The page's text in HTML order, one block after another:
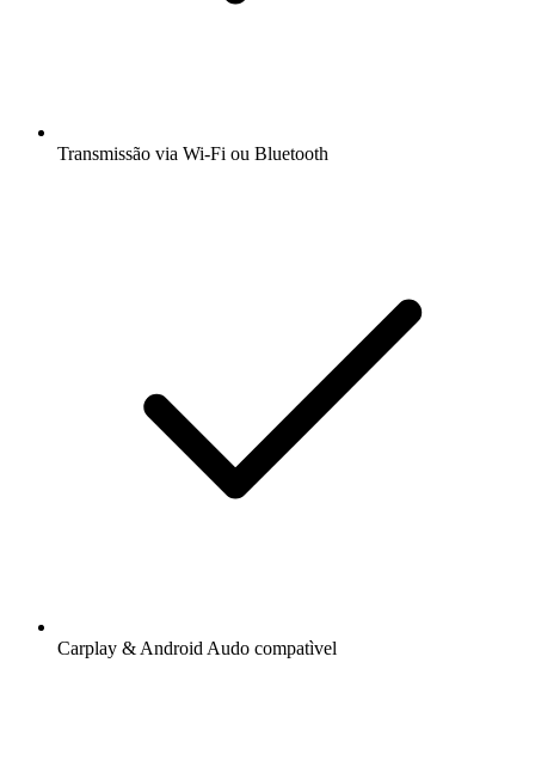
Transmissão via Wi-Fi ou Bluetooth
Carplay & Android Audo compatìvel